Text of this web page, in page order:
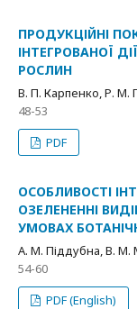
ПРОДУКЦІЙНІ
ІНТЕГРОВАНОЇ
РОСЛИН
В. П. Карпенко, Р. М.
48-53
PDF
ОСОБЛИВОСТІ
ОЗЕЛЕНЕННІ
УМОВАХ
А. М. Піддубна, В. М.
54-60
PDF (English)